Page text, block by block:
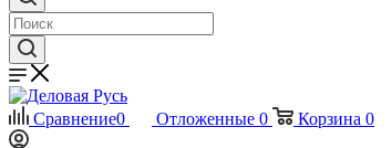
Сравнение0 Отложенные 0 Корзина 0